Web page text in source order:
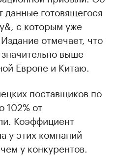
данные готовящегося
с которым уже
. Издание отмечает, что
выше
Европе и Китаю.
поставщиков по
102% от
Коэффициент
у этих компаний
у конкурентов.